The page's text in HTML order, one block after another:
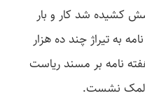
کشیده شد کار و بار
به تیراژ چند ده هزار
نامه بر مسند ریاست
المک نشست.